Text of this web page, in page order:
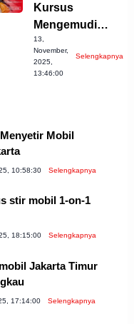
Kursus
Mengemudi
Mobil Terbaik di
Cianjur
13,
November,
2025,
13:46:00
Selengkapnya
Mobil
10:58:30 Selengkapnya
stir mobil 1-on-1
18:15:00 Selengkapnya
Jakarta Timur
17:14:00 Selengkapnya